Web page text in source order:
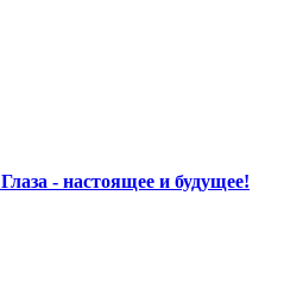
Глаза - настоящее и будущее!